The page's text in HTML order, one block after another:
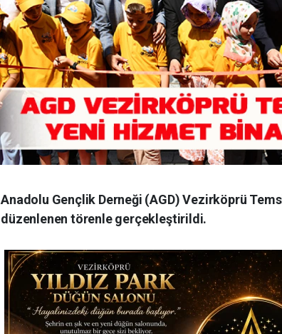
Anadolu Gençlik Derneği (AGD) Vezirköprü
düzenlenen törenle gerçekleştirildi.